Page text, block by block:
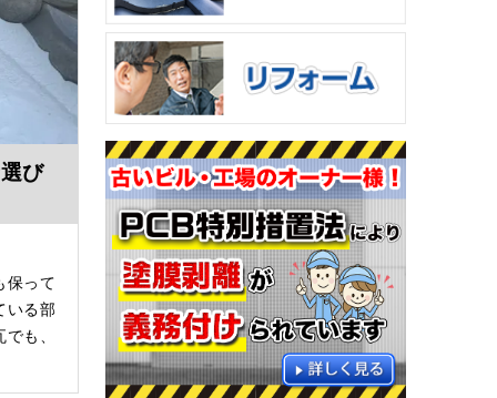
び
保って
いる部
も、